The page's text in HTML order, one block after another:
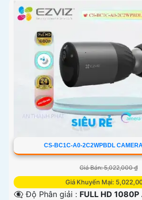
CS-BC1C-A0-2C2WPBDL
Giá Bán: 5,022,000 ₫
Giá Khuyến Mại:
👁️‍🗨 Độ Phân giải : FULL HD 1080P